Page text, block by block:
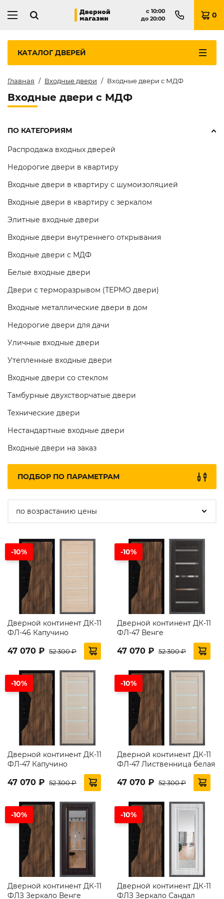
с 10:00
до 20:00 0
КАТАЛОГДВЕРЕЙ
Главная Входные двери Входные двери с МДФ
Входные двери с МДФ
ПО КАТЕГОРИЯМ
Распродажа входных дверей
Недорогие двери в квартиру
Входные двери в квартиру с шумоизоляцией
Входные двери в квартиру с зеркалом
Элитные входные двери
Входные двери внутреннего открывания
Входные двери с МДФ
Белые входные двери
Двери с терморазрывом (ТЕРМО двери)
Входные металлические двери в дом
Недорогие двери для дачи
Уличные входные двери
Утепленные входные двери
Входные двери со стеклом
Тамбурные двухстворчатые двери
Технические двери
Нестандартные входные двери
Входные двери на заказ
ПОДБОР ПО ПАРАМЕТРАМ
по возрастанию цены
-10%
Дверной континент ДК-11
ФЛ-46 Капучино
47 070 ₽ 52 300 ₽
-10%
Дверной континент ДК-11
ФЛ-47 Венге
47 070 ₽ 52 300 ₽
-10%
Дверной континент ДК-11
ФЛ-47 Капучино
47 070 ₽ 52 300 ₽
-10%
Дверной континент ДК-11
ФЛ-47 Лиственница белая
47 070 ₽ 52 300 ₽
-10%
Дверной континент ДК-11
ФЛЗ Зеркало Венге
-10%
Дверной континент ДК-11
ФЛЗ Зеркало Сандал